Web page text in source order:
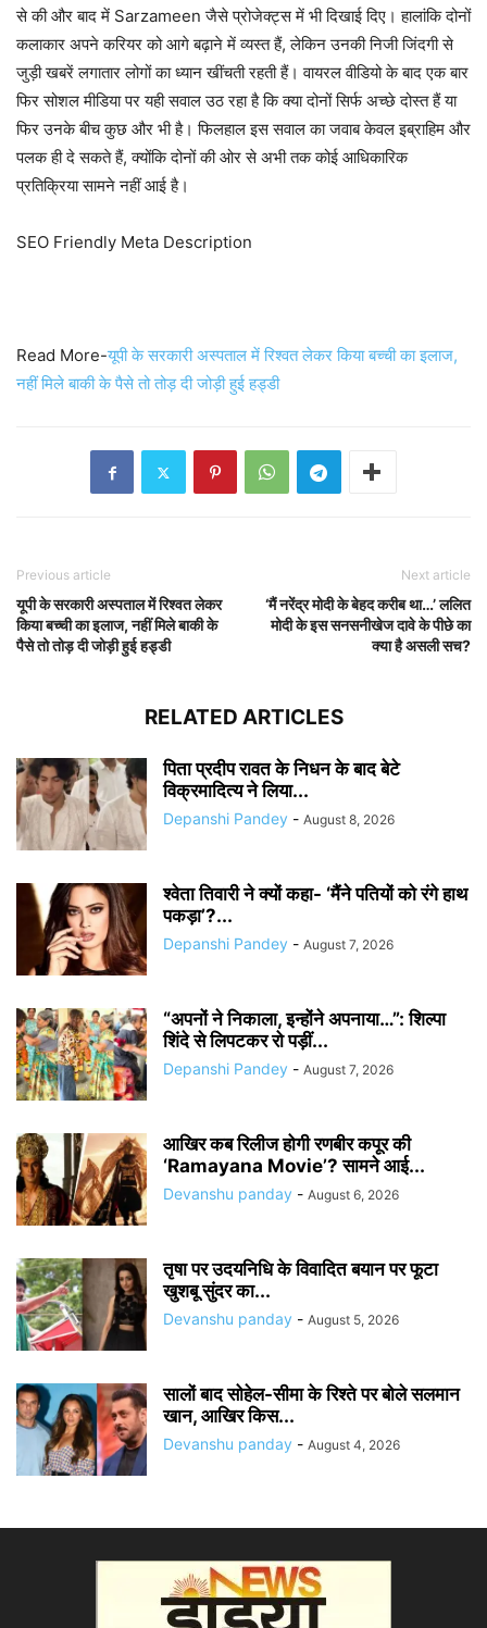
से की और बाद में Sarzameen जैसे प्रोजेक्ट्स में भी दिखाई दिए। हालांकि दोनों
कलाकार अपने करियर को आगे बढ़ाने में व्यस्त हैं, लेकिन उनकी निजी जिंदगी से
जुड़ी खबरें लगातार लोगों का ध्यान खींचती रहती हैं। वायरल वीडियो के बाद एक बार
फिर सोशल मीडिया पर यही सवाल उठ रहा है कि क्या दोनों सिर्फ अच्छे दोस्त हैं या
फिर उनके बीच कुछ और भी है। फिलहाल इस सवाल का जवाब केवल इब्राहिम और
पलक ही दे सकते हैं, क्योंकि दोनों की ओर से अभी तक कोई आधिकारिक
प्रतिक्रिया सामने नहीं आई है।
SEO Friendly Meta Description
Read More-यूपी के सरकारी अस्पताल में रिश्वत लेकर किया बच्ची का इलाज,
नहीं मिले बाकी के पैसे तो तोड़ दी जोड़ी हुई हड्डी
Previous article
यूपी के सरकारी अस्पताल में रिश्वत लेकर
किया बच्ची का इलाज, नहीं मिले बाकी के
पैसे तो तोड़ दी जोड़ी हुई हड्डी
Next article
‘मैं नरेंद्र मोदी के बेहद करीब था…’ ललित
मोदी के इस सनसनीखेज दावे के पीछे का
क्या है असली सच?
RELATED ARTICLES
पिता प्रदीप रावत के निधन के बाद बेटे
विक्रमादित्य ने लिया...
Depanshi Pandey - August 8, 2026
श्वेता तिवारी ने क्यों कहा- ‘मैंने पतियों को रंगे हाथ
पकड़ा’?...
Depanshi Pandey - August 7, 2026
“अपनों ने निकाला, इन्होंने अपनाया…”: शिल्पा
शिंदे से लिपटकर रो पड़ीं...
Depanshi Pandey - August 7, 2026
आखिर कब रिलीज होगी रणबीर कपूर की
‘Ramayana Movie’? सामने आई...
Devanshu panday - August 6, 2026
तृषा पर उदयनिधि के विवादित बयान पर फूटा
खुशबू सुंदर का...
Devanshu panday - August 5, 2026
सालों बाद सोहेल-सीमा के रिश्ते पर बोले सलमान
खान, आखिर किस...
Devanshu panday - August 4, 2026